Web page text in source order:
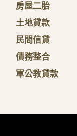
房屋二胎
土地貸款
民間信貸
債務整合
軍公教貸款